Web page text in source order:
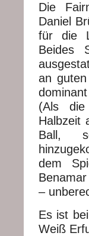
Die
Daniel
für die
Beides
an
(Als die
Halbzeit
Ball,
dem
–
Es ist
Weiß